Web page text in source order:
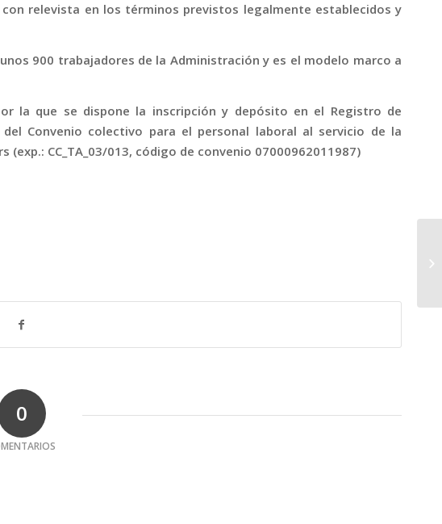
relevista en los términos previstos legalmente establecidos y
900 trabajadores de la Administración y es el modelo marco a
la que se dispone la inscripción y depósito en el Registro de
Convenio colectivo para el personal laboral al servicio de la
CC_TA_03/013, código de convenio 07000962011987)
0